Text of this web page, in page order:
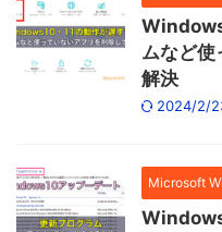
ムなど使
解決
2024/2/
Microsoft